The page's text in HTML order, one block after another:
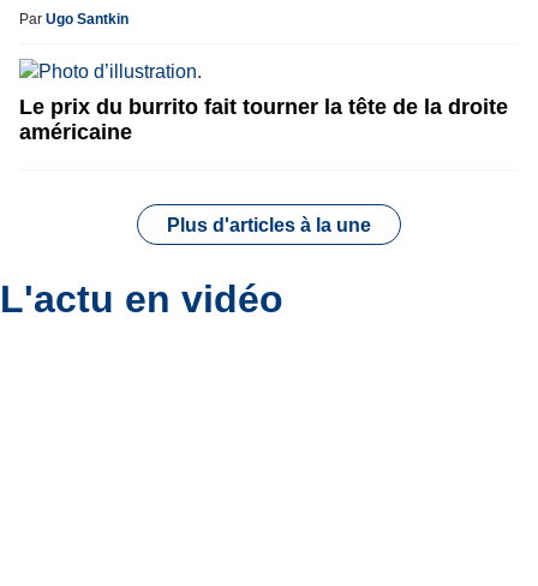
Par Ugo Santkin
Le prix du burrito fait tourner la tête de la droite
américaine
Plus d'articles à la une
L'actu en vidéo